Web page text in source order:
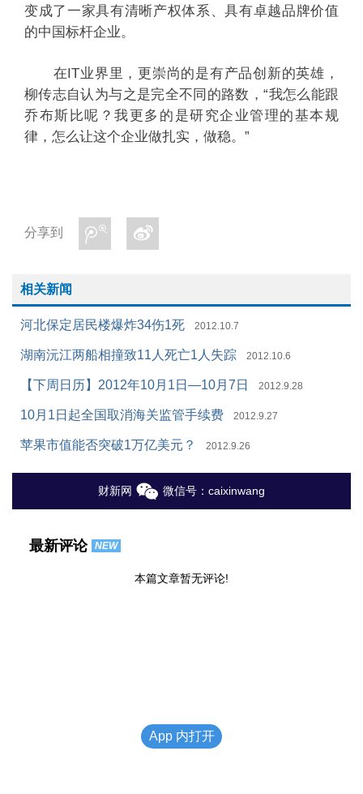
变成了一家具有清晰产权体系、具有卓越品牌价值
的中国标杆企业。
在IT业界里，更崇尚的是有产品创新的英雄，
柳传志自认为与之是完全不同的路数，“我怎么能跟
乔布斯比呢？我更多的是研究企业管理的基本规
律，怎么让这个企业做扎实，做稳。”
分享到
相关新闻
河北保定居民楼爆炸34伤1死 2012.10.7
湖南沅江两船相撞致11人死亡1人失踪 2012.10.6
【下周日历】2012年10月1日—10月7日 2012.9.28
10月1日起全国取消海关监管手续费 2012.9.27
苹果市值能否突破1万亿美元？ 2012.9.26
财新网 微信号：caixinwang
最新评论 NEW
本篇文章暂无评论!
App 内打开